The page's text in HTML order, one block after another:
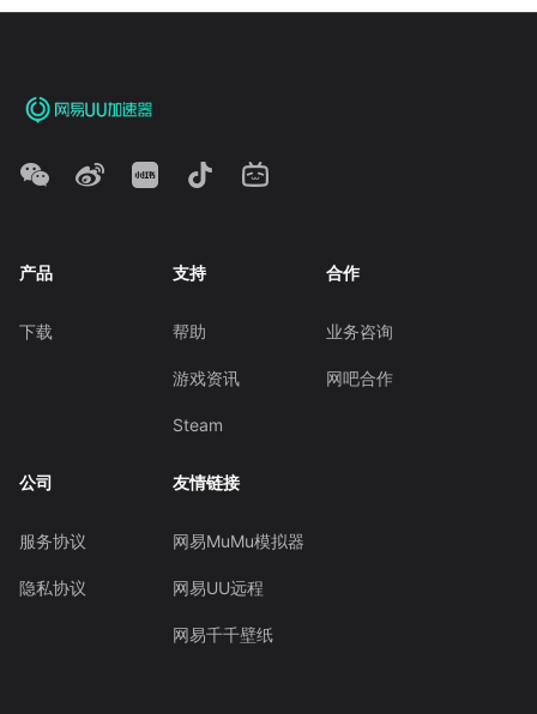
产品
下载
支持
帮助
游戏资讯
Steam
合作
业务咨询
网吧合作
公司
服务协议
隐私协议
友情链接
网易MuMu模拟器
网易UU远程
网易千千壁纸